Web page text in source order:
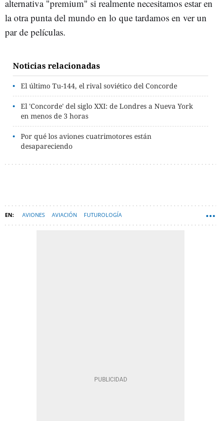
alternativa "premium" si realmente necesitamos estar en
la otra punta del mundo en lo que tardamos en ver un
par de películas.
Noticias relacionadas
El último Tu-144, el rival soviético del Concorde
El 'Concorde' del siglo XXI: de Londres a Nueva York
en menos de 3 horas
Por qué los aviones cuatrimotores están
desapareciendo
AVIONES AVIACIÓN FUTUROLOGÍA